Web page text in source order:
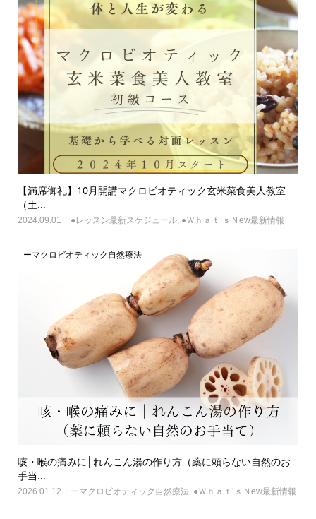
【満席御礼】10月開講マクロビオティック玄米菜食美人教室
（土...
2024.09.01 ●レッスン最新スケジュール, ●Ｗｈａｔ’ｓＮew最新情報
ーマクロビオティック自然療法
咳・喉の痛みに│れんこん湯の作り方（薬に頼らない自然のお
手当...
2026.01.12 ーマクロビオティック自然療法 ●Ｗｈａｔ’ｓＮew最新情報